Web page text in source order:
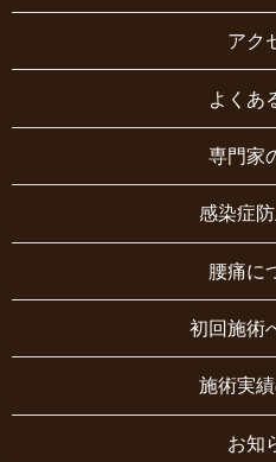
アク
よくあ
専門家
感染症
腰痛に
初回施術
施術実
お知